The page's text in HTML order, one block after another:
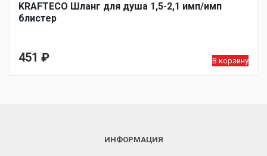
KRAFTECO Шланг для душа 1,5-2,1 имп/имп
блистер
451 ₽ В корзину
ИНФОРМАЦИЯ